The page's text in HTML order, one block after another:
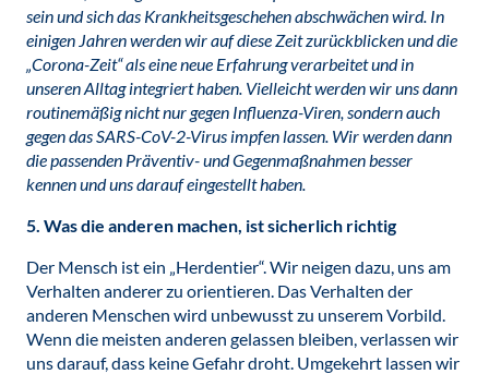
sein und sich das Krankheitsgeschehen abschwächen wird. In
einigen Jahren werden wir auf diese Zeit zurückblicken und die
„Corona-Zeit“ als eine neue Erfahrung verarbeitet und in
unseren Alltag integriert haben. Vielleicht werden wir uns dann
routinemäßig nicht nur gegen Influenza-Viren, sondern auch
gegen das SARS-CoV-2-Virus impfen lassen. Wir werden dann
die passenden Präventiv- und Gegenmaßnahmen besser
kennen und uns darauf eingestellt haben.
5. Was die anderen machen, ist sicherlich richtig
Der Mensch ist ein „Herdentier“. Wir neigen dazu, uns am
Verhalten anderer zu orientieren. Das Verhalten der
anderen Menschen wird unbewusst zu unserem Vorbild.
Wenn die meisten anderen gelassen bleiben, verlassen wir
uns darauf, dass keine Gefahr droht. Umgekehrt lassen wir